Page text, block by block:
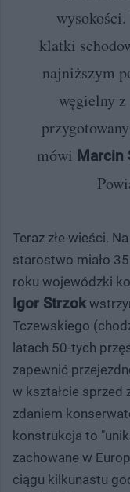
klatki
najniższym
węgielny
mówi Marcin
Teraz złe wieści.
starostwo miało
roku wojewódzki
Igor Strzok
Tczewskiego
latach 50-tych
zapewnić
w kształcie sprzed
zdaniem
konstrukcja to
zachowane w
ciągu kilkunastu